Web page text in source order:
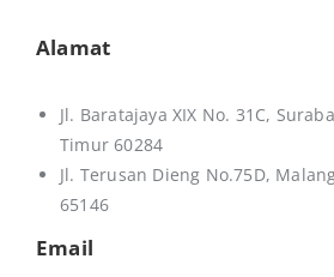
Alamat
Jl. Baratajaya XIX No. 31C,
Timur 60284
Jl. Terusan Dieng No.75D,
65146
Email